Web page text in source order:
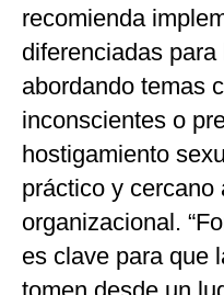
recomienda
diferenciadas
abordando temas
inconscientes o
hostigamiento
práctico y cercano
organizacional.
es clave para que